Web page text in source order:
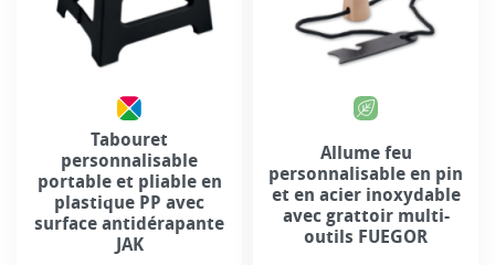
Tabouret
personnalisable
portable et pliable en
plastique PP avec
surface antidérapante
JAK
Allume feu
personnalisable en pin
et en acier inoxydable
avec grattoir multi-
outils FUEGOR